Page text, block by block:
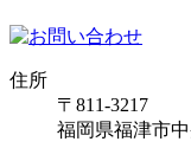
住所
〒811-3217
福岡県福津市